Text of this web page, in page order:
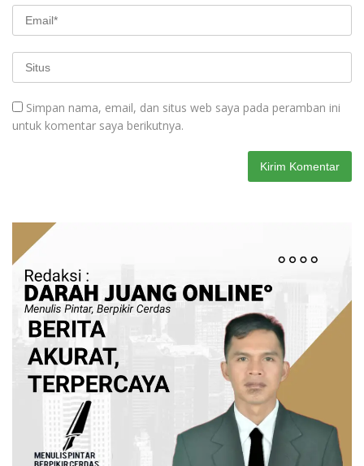
Simpan nama, email, dan situs web saya pada peramban ini
untuk komentar saya berikutnya.